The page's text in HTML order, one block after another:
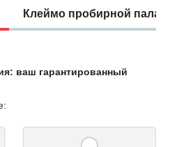
Клеймо пробирной
ваш гарантированный